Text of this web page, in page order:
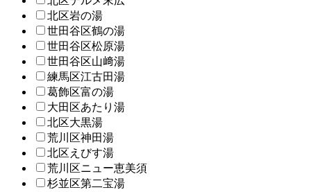
北区岩の湯
世田谷区鶴の湯
世田谷区松原湯
世田谷区山﨑湯
練馬区江古田湯
葛飾区富の湯
大田区あたり湯
北区大黒湯
荒川区神田湯
北区えびす湯
荒川区ニュー恵美須
杉並区第二宝湯